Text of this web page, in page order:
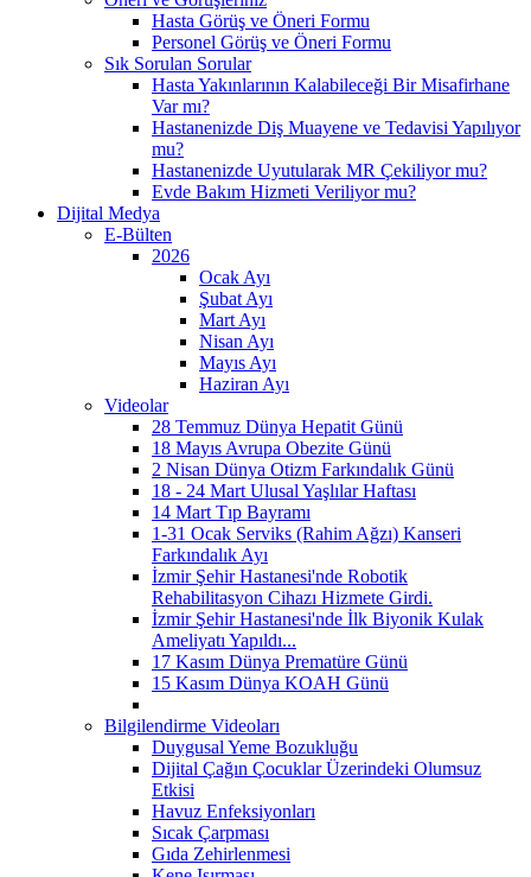
Hasta Görüş ve Öneri Formu
Personel Görüş ve Öneri Formu
Sık Sorulan Sorular
Hasta Yakınlarının Kalabileceği Bir Misafirhane
Var mı?
Hastanenizde Diş Muayene ve Tedavisi Yapılıyor
mu?
Hastanenizde Uyutularak MR Çekiliyor mu?
Evde Bakım Hizmeti Veriliyor mu?
Dijital Medya
E-Bülten
2026
Ocak Ayı
Şubat Ayı
Mart Ayı
Nisan Ayı
Mayıs Ayı
Haziran Ayı
Videolar
28 Temmuz Dünya Hepatit Günü
18 Mayıs Avrupa Obezite Günü
2 Nisan Dünya Otizm Farkındalık Günü
18 - 24 Mart Ulusal Yaşlılar Haftası
14 Mart Tıp Bayramı
1-31 Ocak Serviks (Rahim Ağzı) Kanseri
Farkındalık Ayı
İzmir Şehir Hastanesi'nde Robotik
Rehabilitasyon Cihazı Hizmete Girdi.
İzmir Şehir Hastanesi'nde İlk Biyonik Kulak
Ameliyatı Yapıldı...
17 Kasım Dünya Prematüre Günü
15 Kasım Dünya KOAH Günü
Bilgilendirme Videoları
Duygusal Yeme Bozukluğu
Dijital Çağın Çocuklar Üzerindeki Olumsuz
Etkisi
Havuz Enfeksiyonları
Sıcak Çarpması
Gıda Zehirlenmesi